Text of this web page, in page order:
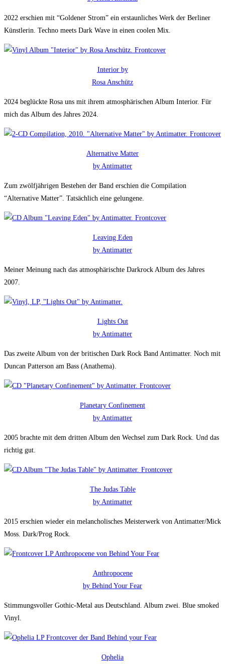
2022 erschien mit “Goldener Strom” ein erstaunliches Werk der Berliner
Künstlerin. Techno meets Dark Wave in einen coolen Mix.
Interior by
Rosa Anschütz
2024 beglückte Rosa uns mit ihrem atmosphärischen Album Interior. Für
mich das Album des Jahres 2024.
Alternative Matter
by Antimatter
Zum zwölfjährigen Bestehen der Band erschien die Compilation
“Alternative Matter”. Tatsächlich eine gelungene.
Leaving Eden
by Antimatter
Meiner Meinung nach das atmosphärischte Darkrock Album des Jahres
2007.
Lights Out
by Antimatter
Das zweite Album von der britischen Dark Rock Band Antimatter. Noch mit
Duncan Patterson am Bass (Anathema).
Planetary Confinement
by Antimatter
2005 brachte mit dem dritten Album den Wechsel zum Dark Rock. Und das
richtig gut.
The Judas Table
by Antimatter
2015 erschien wieder ein melancholisches Meisterwerk von Antimatter/Mick
Moss. Dark/Prog Rock.
Anthropocene
by Behind Your Fear
Stimmungsvoller Gothic-Metal aus Deutschland. Album zwei. Blue smoked
Vinyl.
Ophelia